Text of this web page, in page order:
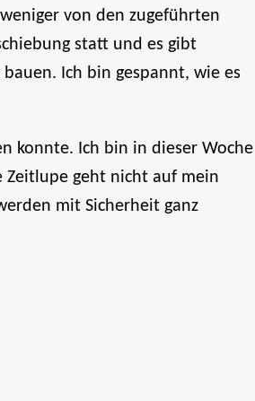
von den zugeführten
statt und es gibt
bauen. Ich bin gespannt, wie es
konnte. Ich bin in dieser Woche
Zeitlupe geht nicht auf mein
mit Sicherheit ganz